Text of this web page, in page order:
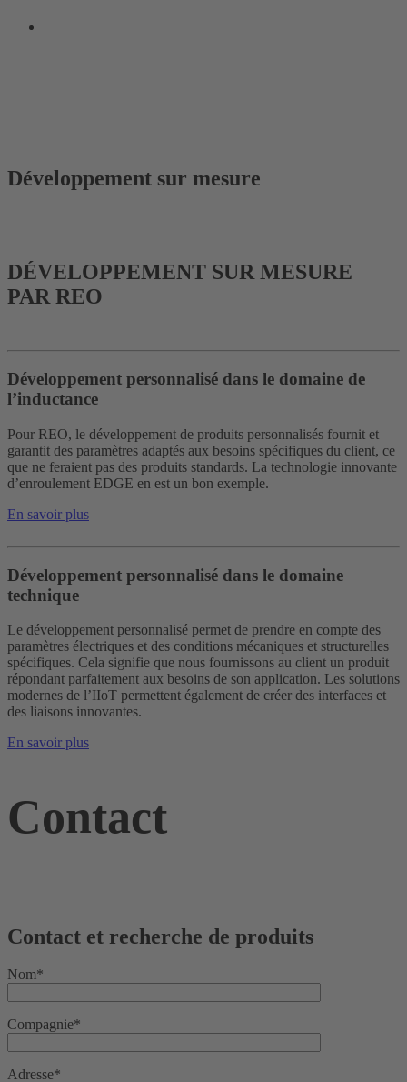
Développement sur mesure
DÉVELOPPEMENT SUR MESURE
PAR REO
Développement personnalisé dans le domaine de
l’inductance
Pour REO, le développement de produits personnalisés fournit et
garantit des paramètres adaptés aux besoins spécifiques du client, ce
que ne feraient pas des produits standards. La technologie innovante
d’enroulement EDGE en est un bon exemple.
En savoir plus
Développement personnalisé dans le domaine
technique
Le développement personnalisé permet de prendre en compte des
paramètres électriques et des conditions mécaniques et structurelles
spécifiques. Cela signifie que nous fournissons au client un produit
répondant parfaitement aux besoins de son application. Les solutions
modernes de l’IIoT permettent également de créer des interfaces et
des liaisons innovantes.
En savoir plus
Contact
Contact et recherche de produits
Nom*
Compagnie*
Adresse*